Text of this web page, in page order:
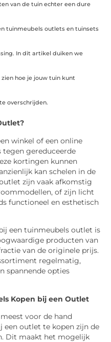
van de tuin echter een dure
tuinmeubels outlets en tuinsets
In dit artikel duiken we
hoe je jouw tuin kunt
overschrijden.
winkel of een online
gereduceerde
kortingen kunnen
kan schelen in de
zijn vaak afkomstig
of zijn licht
functioneel en esthetisch
een tuinmeubels outlet is
producten van
van de originele prijs.
regelmatig,
spannende opties
Kopen bij een Outlet
voor de hand
een outlet te kopen zijn de
Dit maakt het mogelijk